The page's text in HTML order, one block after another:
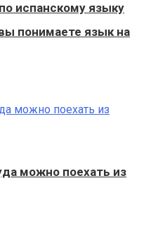
испанскому языку
понимаете язык на
можно поехать из